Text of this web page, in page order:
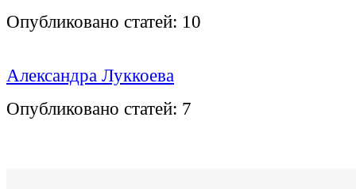
Опубликовано статей: 10
Александра Луккоева
Опубликовано статей: 7